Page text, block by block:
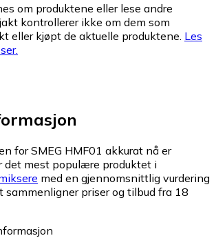
om produktene eller lese andre
kontrollerer ikke om dem som
eller kjøpt de aktuelle produktene. Les
for SMEG HMF01 akkurat nå er
det mest populære produktet i
med en gjennomsnittlig vurdering
sammenligner priser og tilbud fra 18